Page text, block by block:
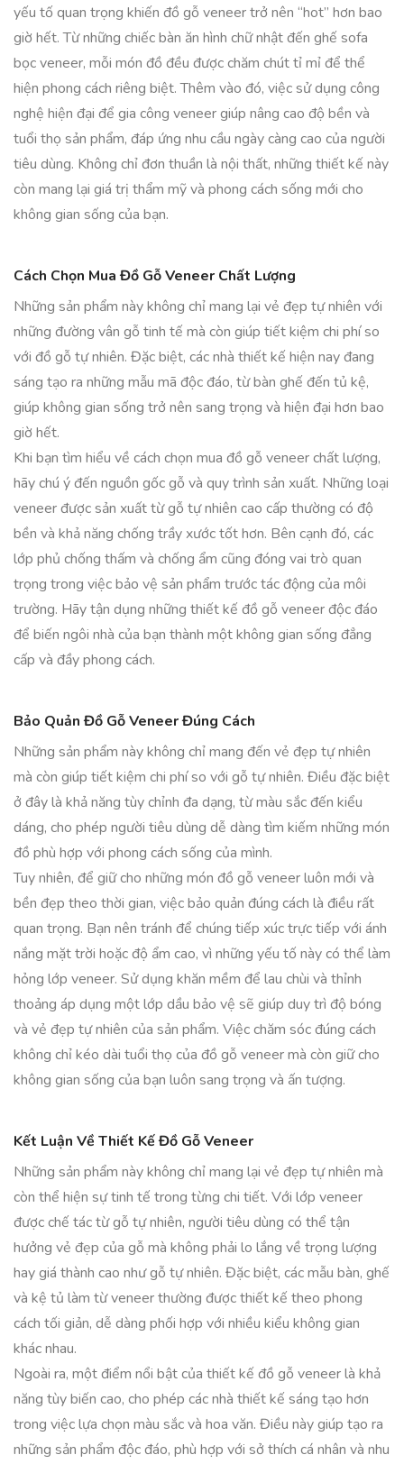
yếu tố quan trọng khiến đồ gỗ veneer trở nên “hot” hơn bao
giờ hết. Từ những chiếc bàn ăn hình chữ nhật đến ghế sofa
bọc veneer, mỗi món đồ đều được chăm chút tỉ mỉ để thể
hiện phong cách riêng biệt. Thêm vào đó, việc sử dụng công
nghệ hiện đại để gia công veneer giúp nâng cao độ bền và
tuổi thọ sản phẩm, đáp ứng nhu cầu ngày càng cao của người
tiêu dùng. Không chỉ đơn thuần là nội thất, những thiết kế này
còn mang lại giá trị thẩm mỹ và phong cách sống mới cho
không gian sống của bạn.
Cách Chọn Mua Đồ Gỗ Veneer Chất Lượng
Những sản phẩm này không chỉ mang lại vẻ đẹp tự nhiên với
những đường vân gỗ tinh tế mà còn giúp tiết kiệm chi phí so
với đồ gỗ tự nhiên. Đặc biệt, các nhà thiết kế hiện nay đang
sáng tạo ra những mẫu mã độc đáo, từ bàn ghế đến tủ kệ,
giúp không gian sống trở nên sang trọng và hiện đại hơn bao
giờ hết.
Khi bạn tìm hiểu về cách chọn mua đồ gỗ veneer chất lượng,
hãy chú ý đến nguồn gốc gỗ và quy trình sản xuất. Những loại
veneer được sản xuất từ gỗ tự nhiên cao cấp thường có độ
bền và khả năng chống trầy xước tốt hơn. Bên cạnh đó, các
lớp phủ chống thấm và chống ẩm cũng đóng vai trò quan
trọng trong việc bảo vệ sản phẩm trước tác động của môi
trường. Hãy tận dụng những thiết kế đồ gỗ veneer độc đáo
để biến ngôi nhà của bạn thành một không gian sống đẳng
cấp và đầy phong cách.
Bảo Quản Đồ Gỗ Veneer Đúng Cách
Những sản phẩm này không chỉ mang đến vẻ đẹp tự nhiên
mà còn giúp tiết kiệm chi phí so với gỗ tự nhiên. Điều đặc biệt
ở đây là khả năng tùy chỉnh đa dạng, từ màu sắc đến kiểu
dáng, cho phép người tiêu dùng dễ dàng tìm kiếm những món
đồ phù hợp với phong cách sống của mình.
Tuy nhiên, để giữ cho những món đồ gỗ veneer luôn mới và
bền đẹp theo thời gian, việc bảo quản đúng cách là điều rất
quan trọng. Bạn nên tránh để chúng tiếp xúc trực tiếp với ánh
nắng mặt trời hoặc độ ẩm cao, vì những yếu tố này có thể làm
hỏng lớp veneer. Sử dụng khăn mềm để lau chùi và thỉnh
thoảng áp dụng một lớp dầu bảo vệ sẽ giúp duy trì độ bóng
và vẻ đẹp tự nhiên của sản phẩm. Việc chăm sóc đúng cách
không chỉ kéo dài tuổi thọ của đồ gỗ veneer mà còn giữ cho
không gian sống của bạn luôn sang trọng và ấn tượng.
Kết Luận Về Thiết Kế Đồ Gỗ Veneer
Những sản phẩm này không chỉ mang lại vẻ đẹp tự nhiên mà
còn thể hiện sự tinh tế trong từng chi tiết. Với lớp veneer
được chế tác từ gỗ tự nhiên, người tiêu dùng có thể tận
hưởng vẻ đẹp của gỗ mà không phải lo lắng về trọng lượng
hay giá thành cao như gỗ tự nhiên. Đặc biệt, các mẫu bàn, ghế
và kệ tủ làm từ veneer thường được thiết kế theo phong
cách tối giản, dễ dàng phối hợp với nhiều kiểu không gian
khác nhau.
Ngoài ra, một điểm nổi bật của thiết kế đồ gỗ veneer là khả
năng tùy biến cao, cho phép các nhà thiết kế sáng tạo hơn
trong việc lựa chọn màu sắc và hoa văn. Điều này giúp tạo ra
những sản phẩm độc đáo, phù hợp với sở thích cá nhân và nhu